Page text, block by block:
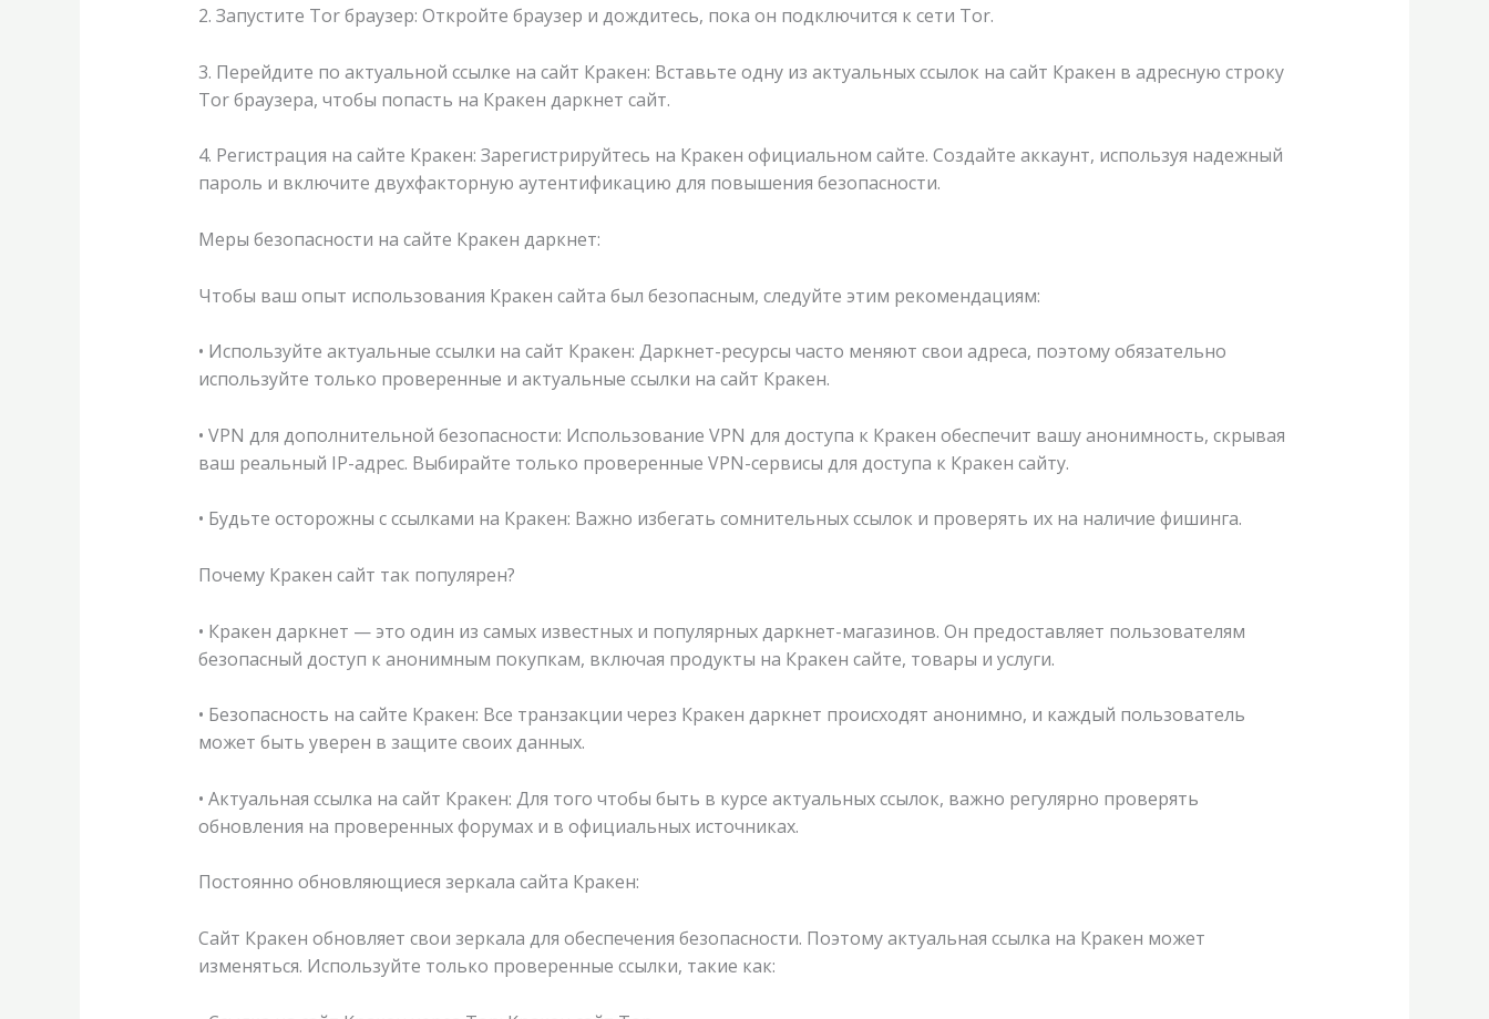
2. Запустите Tor браузер: Откройте браузер и дождитесь, пока он подключится к сети Tor.
3. Перейдите по актуальной ссылке на сайт Кракен: Вставьте одну из актуальных ссылок на сайт Кракен в адресную строку
Tor браузера, чтобы попасть на Кракен даркнет сайт.
4. Регистрация на сайте Кракен: Зарегистрируйтесь на Кракен официальном сайте. Создайте аккаунт, используя надежный
пароль и включите двухфакторную аутентификацию для повышения безопасности.
Меры безопасности на сайте Кракен даркнет:
Чтобы ваш опыт использования Кракен сайта был безопасным, следуйте этим рекомендациям:
• Используйте актуальные ссылки на сайт Кракен: Даркнет-ресурсы часто меняют свои адреса, поэтому обязательно
используйте только проверенные и актуальные ссылки на сайт Кракен.
• VPN для дополнительной безопасности: Использование VPN для доступа к Кракен обеспечит вашу анонимность, скрывая
ваш реальный IP-адрес. Выбирайте только проверенные VPN-сервисы для доступа к Кракен сайту.
• Будьте осторожны с ссылками на Кракен: Важно избегать сомнительных ссылок и проверять их на наличие фишинга.
Почему Кракен сайт так популярен?
• Кракен даркнет — это один из самых известных и популярных даркнет-магазинов. Он предоставляет пользователям
безопасный доступ к анонимным покупкам, включая продукты на Кракен сайте, товары и услуги.
• Безопасность на сайте Кракен: Все транзакции через Кракен даркнет происходят анонимно, и каждый пользователь
может быть уверен в защите своих данных.
• Актуальная ссылка на сайт Кракен: Для того чтобы быть в курсе актуальных ссылок, важно регулярно проверять
обновления на проверенных форумах и в официальных источниках.
Постоянно обновляющиеся зеркала сайта Кракен:
Сайт Кракен обновляет свои зеркала для обеспечения безопасности. Поэтому актуальная ссылка на Кракен может
изменяться. Используйте только проверенные ссылки, такие как: